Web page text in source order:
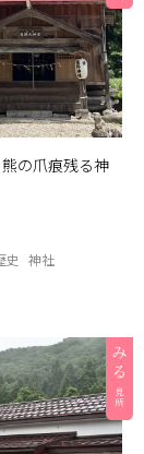
食堂
の爪痕残る神
史 神社